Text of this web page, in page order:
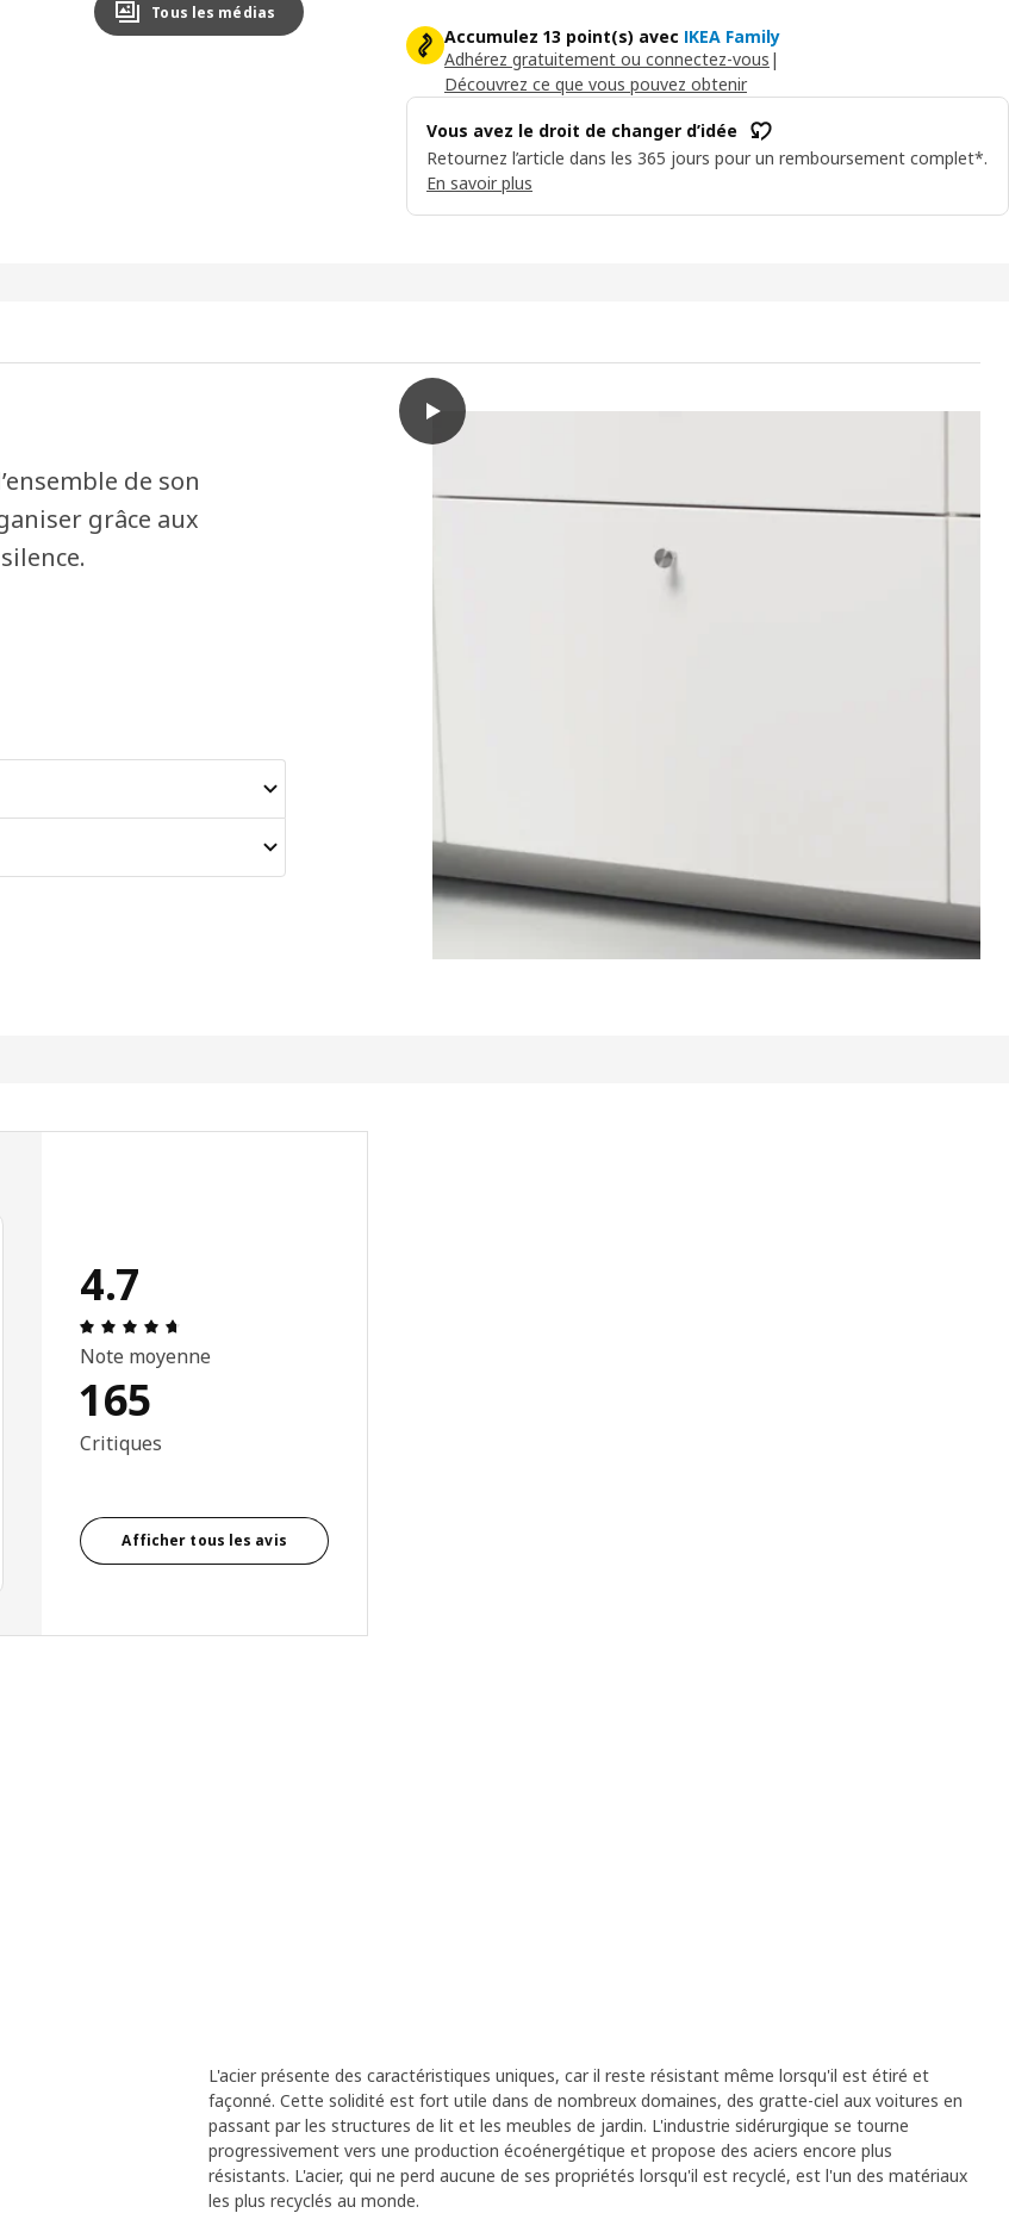
Tous les médias
Accumulez 13 point(s) avec IKEA Family
Adhérez gratuitement ou connectez-vous |
Découvrez ce que vous pouvez obtenir
Vous avez le droit de changer d’idée
Retournez l’article dans les 365 jours pour un remboursement complet*.
En savoir plus
de son
grâce aux
play
MAXIMERA Tiroir, haut, blanc, 24x17 3/4 "
4.7
Note moyenne
165
Critiques
Afficher tous les avis
L'acier présente des caractéristiques uniques, car il reste résistant même lorsqu'il est étiré et
façonné. Cette solidité est fort utile dans de nombreux domaines, des gratte-ciel aux voitures en
passant par les structures de lit et les meubles de jardin. L'industrie sidérurgique se tourne
progressivement vers une production écoénergétique et propose des aciers encore plus
résistants. L'acier, qui ne perd aucune de ses propriétés lorsqu'il est recyclé, est l'un des matériaux
les plus recyclés au monde.